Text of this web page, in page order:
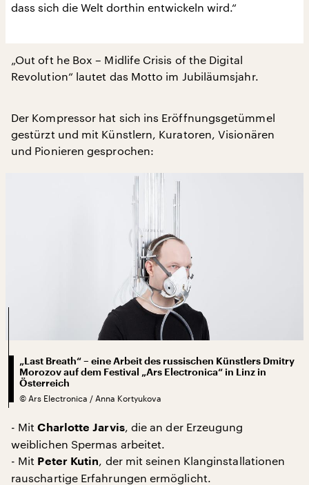
dass sich die Welt dorthin entwickeln wird.“
„Out oft he Box – Midlife Crisis of the Digital
Revolution“ lautet das Motto im Jubiläumsjahr.
Der Kompressor hat sich ins Eröffnungsgetümmel
gestürzt und mit Künstlern, Kuratoren, Visionären
und Pionieren gesprochen:
„Last Breath“ – eine Arbeit des russischen Künstlers Dmitry
Morozov auf dem Festival „Ars Electronica“ in Linz in
Österreich
© Ars Electronica / Anna Kortyukova
- MitCharlotte Jarvis, die an der Erzeugung
weiblichen Spermas arbeitet.
- Mit Peter Kutin, der mit seinen Klanginstallationen
rauschartige Erfahrungen ermöglicht.